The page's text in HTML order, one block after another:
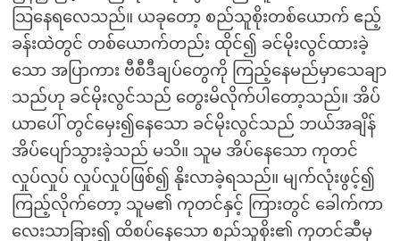
သြနေရလေသည်။ ယခုတော့ စည်သူစိုးတစ်ယောက် ဧည့်
ခန်းထဲတွင် တစ်ယောက်တည်း ထိုင်၍ ခင်မိုးလွင်ထားခဲ့
သော အပြာကား ဗီစီဒီချပ်တွေကို ကြည့်နေမည်မှာသေချာ
သည်ဟု ခင်မိုးလွင်သည် တွေးမိလိုက်ပါတော့သည်။ အိပ်
ယာပေါ် တွင်မှေး၍နေသော ခင်မိုးလွင်သည် ဘယ်အချိန်
အိပ်ပျော်သွားခဲ့သည် မသိ။ သူမ အိပ်နေသော ကုတင်
လှုပ်လှုပ် လှုပ်လှုပ်ဖြစ်၍ နိုးလာခဲ့ရသည်။ မျက်လုံးဖွင့်၍
ကြည့်လိုက်တော့ သူမ၏ ကုတင်နှင့် ကြားတွင် ခေါက်ကာ
လေးသာခြား၍ ထိစပ်နေသော စည်သူစိုး၏ ကုတင်ဆီမှ